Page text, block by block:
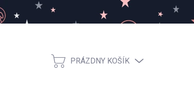
NÁKUPNÝ
PRÁZDNY KOŠÍK